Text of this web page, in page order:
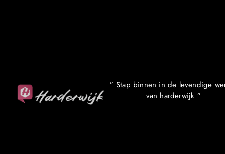
” Stap binnen in de levendige
van harderwijk ”